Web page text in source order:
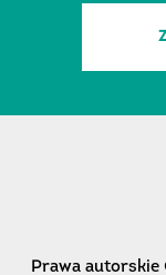
Prawa autorskie